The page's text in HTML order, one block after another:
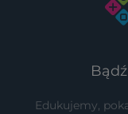
Edukujemy,